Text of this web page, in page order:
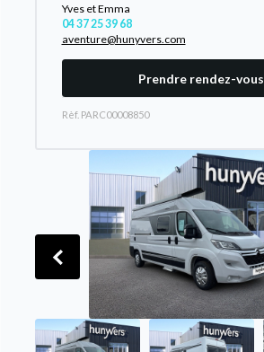
Yves et Emma
04 37 25 39 68
aventure@hunyvers.com
Prendre rendez-vous
Rèf. PARC00008850